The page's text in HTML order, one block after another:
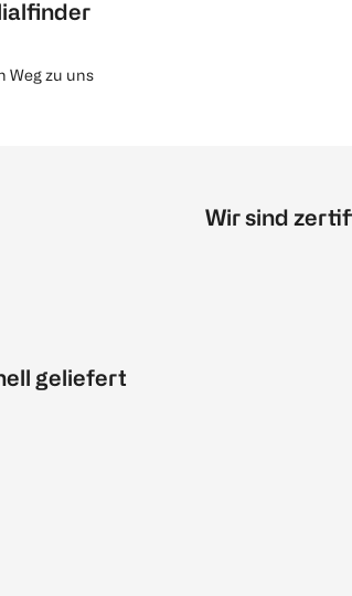
Weg zu uns
geliefert
Wir sind